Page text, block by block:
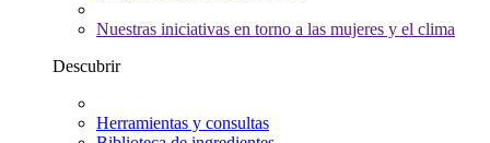
Nuestras iniciativas en torno a las mujeres y el clima
Descubrir
Herramientas y consultas